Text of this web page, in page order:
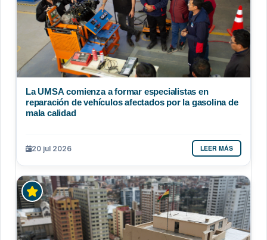
La UMSA comienza a formar especialistas en
reparación de vehículos afectados por la gasolina de
mala calidad
20 jul 2026 LEER MÁS